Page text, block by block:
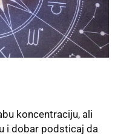
koncentraciju, ali
i dobar podsticaj da